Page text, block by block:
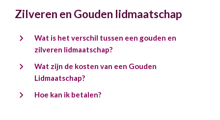
Zilveren en Gouden lidmaatschap
Wat is het verschil tussen een gouden en
zilveren lidmaatschap?
Wat zijn de kosten van een Gouden
Lidmaatschap?
Hoe kan ik betalen?